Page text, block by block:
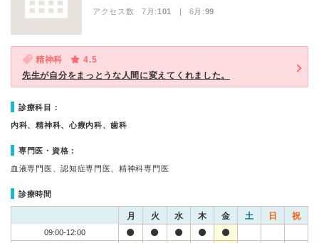
アクセス数 7月:101 | 6月:99
精神科
4.5
先生が自分をまっとうな人間に変えてくれました。
診療科目：
内科、精神科、心療内科、歯科
専門医・資格：
血液専門医、認知症専門医、精神科専門医
診療時間
月 火 水 木 金 土 日 祝
09:00-12:00